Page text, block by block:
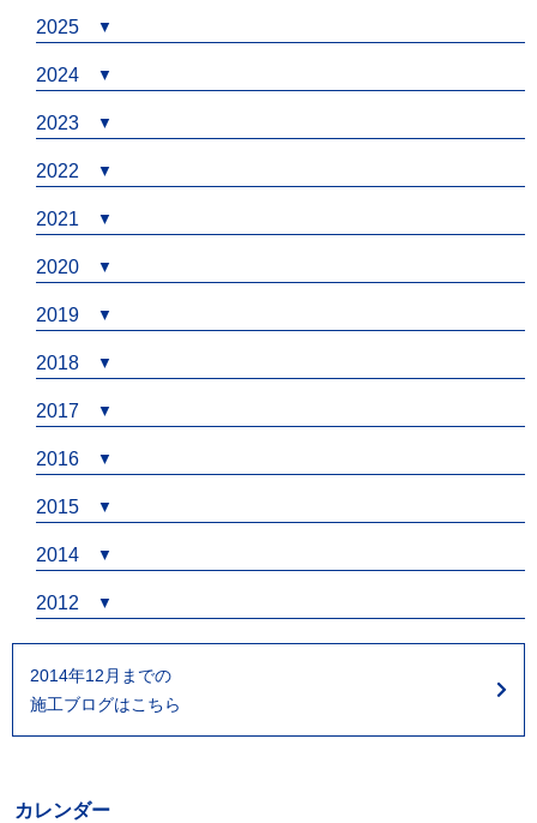
2025
2024
2023
2022
2021
2020
2019
2018
2017
2016
2015
2014
2012
2014年12月までの
施工ブログはこちら
カレンダー